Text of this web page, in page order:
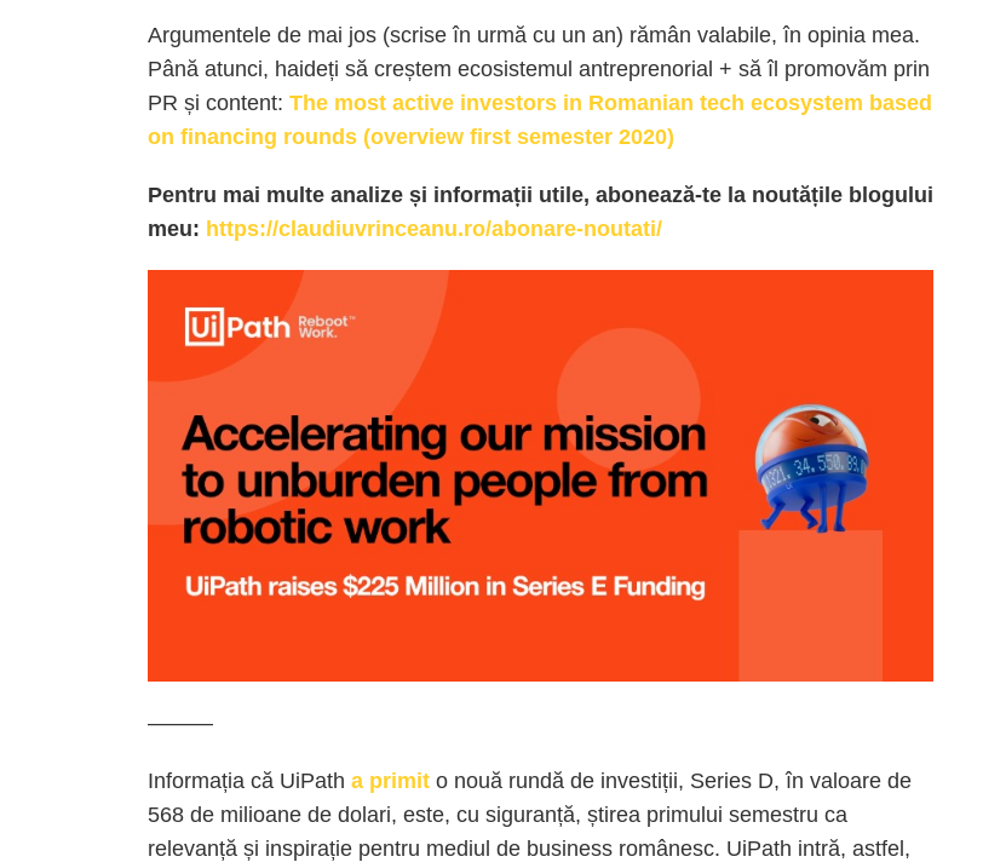
Argumentele de mai jos (scriseîn urmă cu un an) rămân valabile,în opinia mea.
Până atunci, haideți să creștem ecosistemul antreprenorial + să îl promovăm prin
PR și content: The most active investors in Romanian tech ecosystem based
on financing rounds (overview first semester 2020)
Pentru mai multe analize și informații utile, abonează-te la noutățile blogului
meu: https://claudiuvrinceanu.ro/abonare-noutati/
———
Informația că UiPath a primit o nouă rundă de investiții, Series D, în valoare de
568 de milioane de dolari, este, cu siguranță, știrea primului semestru ca
relevanță și inspirație pentru mediul de business românesc. UiPath intră, astfel,